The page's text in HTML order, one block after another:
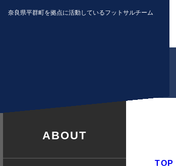
奈良県平群町を拠点に活動しているフットサルチーム
クラブ紹介
TOP